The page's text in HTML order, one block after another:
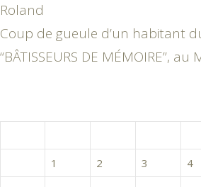
Roland
Coup de gueule d’un habitant
“BÂTISSEURS DE MÉMOIRE”,
1
2 3 4